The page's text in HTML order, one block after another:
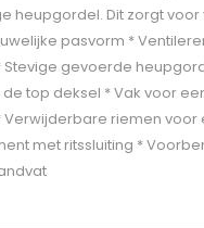
heupgordel. Dit zorgt
pasvorm *
gevoerde
top deksel * Vak voor
riemen voor
met ritssluiting *